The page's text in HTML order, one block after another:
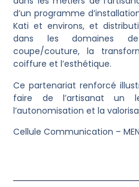
d’un programme
Kati et environs, et
dans les domaines
coupe/couture, la
coiffure et l’esthétique.
Ce partenariat renforcé
faire de l’artisanat un
l’autonomisation et la
Cellule Communication –